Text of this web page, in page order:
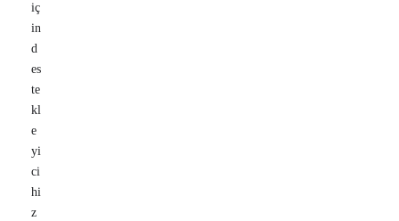
iç
in
d
es
te
kl
e
yi
ci
hi
z